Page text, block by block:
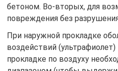
бетоном. Во-вторых, для
повреждения без
При наружной прокладке
воздействий
прокладке по воздуху